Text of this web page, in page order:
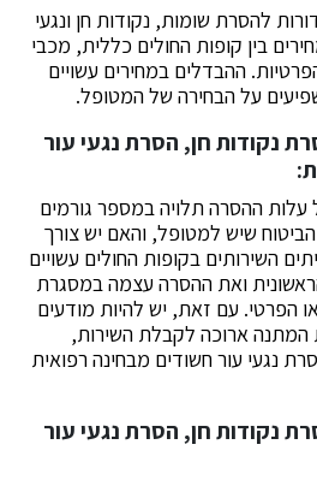
להסרת שומות, נקודות חן ונגעי
בין קופות החולים כללית, מכבי
ההבדלים במחירים עשויים
על הבחירה של המטופל.
נקודות חן, הסרת נגעי עור
ההסרה תלויה במספר גורמים
הביטוח שיש למטופל, והאם יש צורך
השירותים בקופות החולים עשויים
ואת ההסרה עצמה במסגרת
הפרטי. עם זאת, יש להיות מודעים
המתנה ארוכה לקבלת השירות,
נגעי עור חשודים מבחינה רפואית
נקודות חן, הסרת נגעי עור